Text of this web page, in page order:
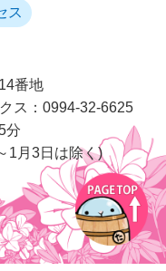
ス
番地
ス：0994-32-6625
分
1月3日は除く)